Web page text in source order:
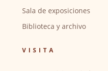
Sala de exposiciones
Biblioteca y archivo
VISITA